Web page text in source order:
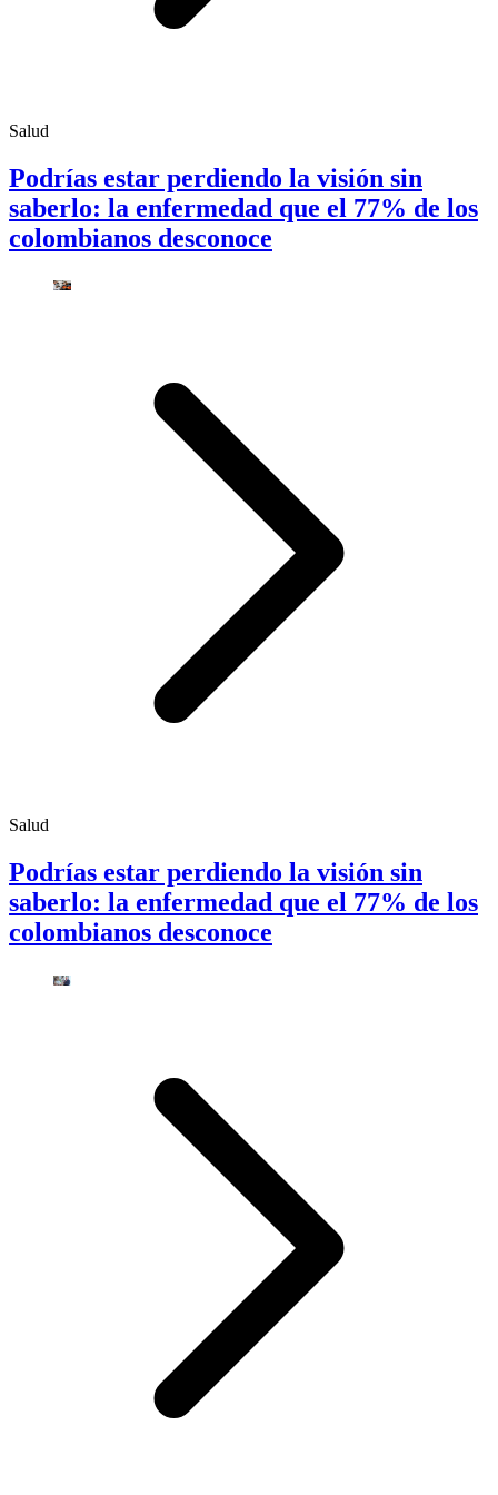
Salud
Podrías estar perdiendo la visión sin
saberlo: la enfermedad que el 77% de los
colombianos desconoce
Salud
Podrías estar perdiendo la visión sin
saberlo: la enfermedad que el 77% de los
colombianos desconoce